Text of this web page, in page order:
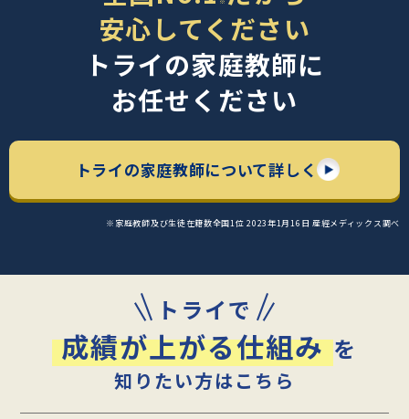
安心してください
トライの家庭教師に
お任せください
トライの家庭教師について詳しく
※家庭教師及び生徒在籍数全国1位 2023年1月16日 産經メディックス調べ
トライで
成績が上がる仕組み を
知りたい方はこちら